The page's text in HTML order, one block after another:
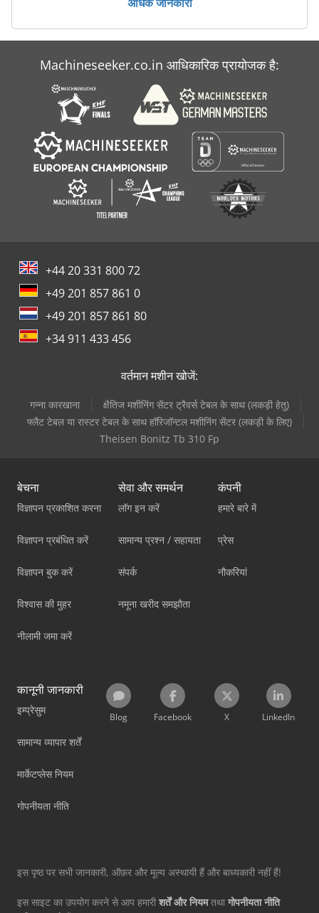
Machineseeker.co.in आधिकारिक प्रायोजक है:
+44 20 331 800 72
+49 201 857 861 0
+49 201 857 861 80
+34 911 433 456
वर्तमान मशीन खोजें:
गन्ना कारखाना
क्षैतिज मशीनिंग सेंटर ट्रैवर्स टेबल के साथ (लकड़ी हेतु)
फ्लैट टेबल या रास्टर टेबल के साथ हॉरिजॉन्टल मशीनिंग सेंटर (लकड़ी के लिए)
Theisen Bonitz Tb 310 Fp
बेचना
विज्ञापन प्रकाशित करना
विज्ञापन प्रबंधित करें
विज्ञापन बुक करें
विश्वास की मुहर
नीलामी जमा करें
सेवा और समर्थन
लॉग इन करें
सामान्य प्रश्न / सहायता
संपर्क
नमूना खरीद समझौता
कंपनी
हमारे बारे में
प्रेस
नौकरियां
कानूनी जानकारी
इम्प्रेसुम
सामान्य व्यापार शर्तें
मार्केटप्लेस नियम
गोपनीयता नीति
Blog Facebook X LinkedIn
इस पृष्ठ पर सभी जानकारी, ऑफ़र और मूल्य अस्थायी हैं और बाध्यकारी नहीं हैं!
इस साइट का उपयोग करने से आप हमारी शर्तें और नियमतथा गोपनीयता नीति